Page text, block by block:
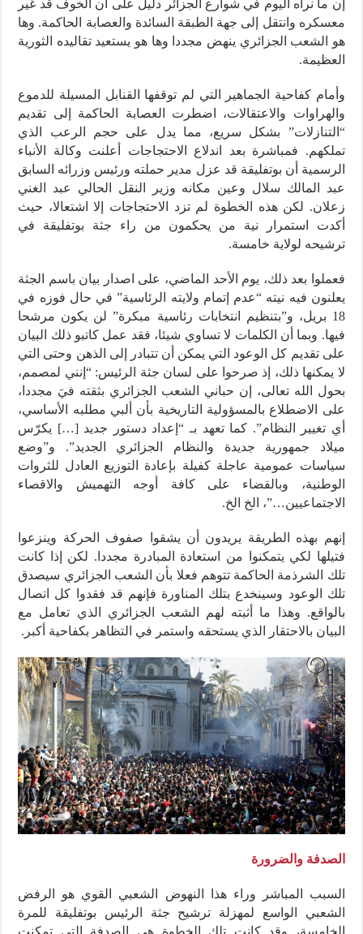
إن ما نراه اليوم في شوارع الجزائر دليل على أن الخوف قد غير
معسكره وانتقل إلى جهة الطبقة السائدة والعصابة الحاكمة. وها
هو الشعب الجزائري ينهض مجددا وها هو يستعيد تقاليده الثورية
العظيمة.
وأمام كفاحية الجماهير التي لم توقفها القنابل المسيلة للدموع
والهراوات والاعتقالات، اضطرت العصابة الحاكمة إلى تقديم
“التنازلات” بشكل سريع، مما يدل على حجم الرعب الذي
تملكهم. فمباشرة بعد اندلاع الاحتجاجات أعلنت وكالة الأنباء
الرسمية أن بوتفليقة قد عزل مدير حملته ورئيس وزرائه السابق
عبد المالك سلال وعين مكانه وزير النقل الحالي عبد الغني
زعلان. لكن هذه الخطوة لم تزد الاحتجاجات إلا اشتعالا، حيث
أكدت استمرار نية من يحكمون من راء جثة بوتفليقة في
ترشيحه لولاية خامسة.
فعملوا بعد ذلك، يوم الأحد الماضي، على اصدار بيان باسم الجثة
يعلنون فيه نيته “عدم إتمام ولايته الرئاسية” في حال فوزه في
18 بريل، و”بتنظيم انتخابات رئاسية مبكرة” لن يكون مرشحا
فيها. وبما أن الكلمات لا تساوي شيئا، فقد عمل كاتبو ذلك البيان
على تقديم كل الوعود التي يمكن أن تتبادر إلى الذهن وحتى التي
لا يمكنها ذلك، إذ صرحوا على لسان جثة الرئيس: “إنني لمصمم،
بحول الله تعالى، إن حباني الشعب الجزائري بثقته فيَ مجددا،
على الاضطلاع بالمسؤولية التاريخية بأن ألبي مطلبه الأساسي،
أي تغيير النظام”. كما تعهد بـ “إعداد دستور جديد […] يكرّس
ميلاد جمهورية جديدة والنظام الجزائري الجديد”. و”وضع
سياسات عمومية عاجلة كفيلة بإعادة التوزيع العادل للثروات
الوطنية، وبالقضاء على كافة أوجه التهميش والاقصاء
الاجتماعيين…”، الخ الخ.
إنهم بهذه الطريقة يريدون أن يشقوا صفوف الحركة وينزعوا
فتيلها لكي يتمكنوا من استعادة المبادرة مجددا. لكن إذا كانت
تلك الشرذمة الحاكمة تتوهم فعلا بأن الشعب الجزائري سيصدق
تلك الوعود وسينخدع بتلك المناورة فإنهم قد فقدوا كل اتصال
بالواقع. وهذا ما أثبته لهم الشعب الجزائري الذي تعامل مع
البيان بالاحتقار الذي يستحقه واستمر في التظاهر بكفاحية أكبر.
الصدفة والضرورة
السبب المباشر وراء هذا النهوض الشعبي القوي هو الرفض
الشعبي الواسع لمهزلة ترشيح جثة الرئيس بوتفليقة للمرة
الخامسة، وقد كانت تلك الخطوة هي الصدفة التي تمكنت